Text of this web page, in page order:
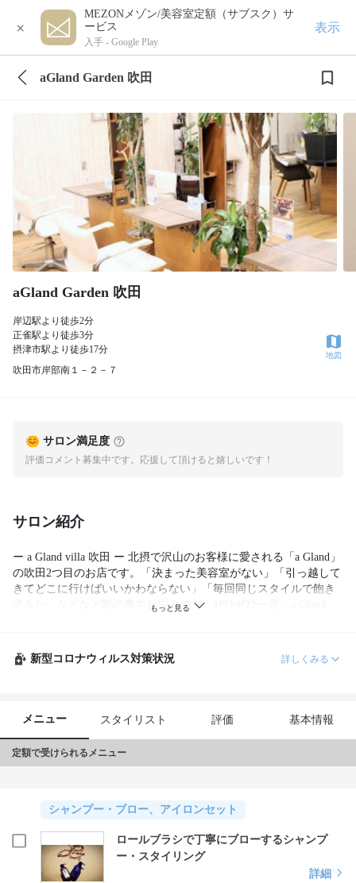
×
MEZONメゾン/美容室定額（サブスク）サ
ービス
入手 - Google Play
表示
aGland Garden 吹田
aGland Garden 吹田
岸辺駅より徒歩2分
正雀駅より徒歩3分
摂津市駅より徒歩17分
吹田市岸部南１－２－７
地図
サロン満足度
評価コメント募集中です。応援して頂けると嬉しいです！
サロン紹介
ー a Gland villa 吹田 ー 北摂で沢山のお客様に愛される「a Gland」
の吹田2つ目のお店です。「決まった美容室がない」「引っ越して
きてどこに行けばいいかわならない」「毎回同じスタイルで飽き
てきた」などなど髪の事でお悩みの方、ぜひぜひ一度「a Gland」
新型コロナウィルス対策状況
詳しくみる
メニュー スタイリスト 評価 基本情報
定額で受けられるメニュー
シャンプー・ブロー、アイロンセット
ロールブラシで丁寧にブローするシャンプ
ー・スタイリング
詳細